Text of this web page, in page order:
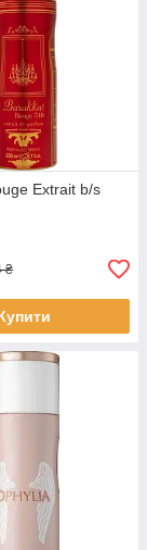
Extrait b/s
₴